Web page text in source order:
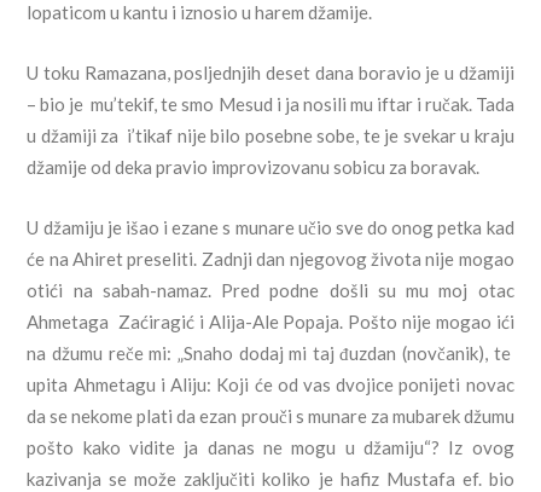
lopaticom u kantu i iznosio u harem džamije.
U toku Ramazana, posljednjih deset dana boravio je u džamiji
– bio jemu’tekif, te smo Mesud i ja nosili mu iftar i ručak. Tada
u džamiji za i’tikaf nije bilo posebne sobe, te je svekar u kraju
džamije od deka pravio improvizovanu sobicu za boravak.
U džamiju je išao i ezane s munare učio sve do onog petka kad
će na Ahiret preseliti. Zadnji dan njegovog života nije mogao
otići na sabah-namaz. Pred podne došli su mu moj otac
Ahmetaga Zaćiragić i Alija-Ale Popaja. Pošto nije mogao ići
na džumu reče mi: „Snaho dodaj mi taj đuzdan (novčanik), te
upita Ahmetagu i Aliju: Koji će od vas dvojice ponijeti novac
da se nekome plati da ezan prouči s munare za mubarek džumu
pošto kako vidite ja danas ne mogu u džamiju“? Iz ovog
kazivanja se može zaključiti koliko je hafiz Mustafa ef. bio